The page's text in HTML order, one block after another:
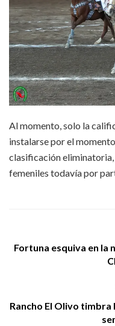
Al momento, solo la
instalarse por el
clasificación eliminatoria,
femeniles todavía por
Fortuna esquiva en la
Rancho El Olivo timbra